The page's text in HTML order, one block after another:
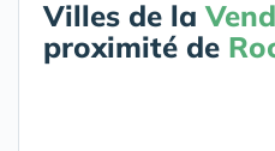
Villes de la
proximité de